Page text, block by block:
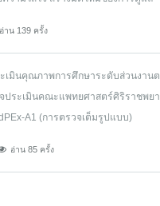
อ่าน 139 ครั้ง
เมินคุณภาพการศึกษาระดับส่วนงาน
ประเมินคณะแพทยศาสตร์ศิริราชพย
A1 (การตรวจเต็มรูปแบบ)
อ่าน 85 ครั้ง